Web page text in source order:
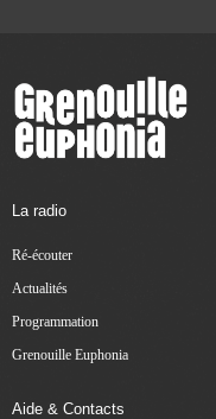
La radio
Ré-écouter
Actualités
Programmation
Grenouille Euphonia
Aide & Contacts